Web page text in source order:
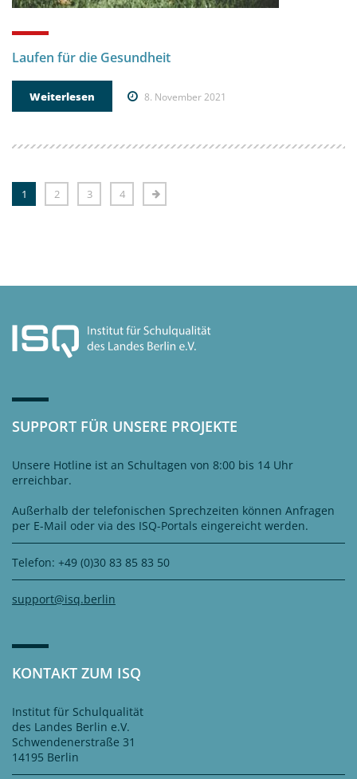
Laufen für die Gesundheit
Weiterlesen 8. November 2021
1 2 3 4
SUPPORT FÜR UNSERE PROJEKTE
Unsere Hotline ist an Schultagen von 8:00 bis 14 Uhr
erreichbar.
Außerhalb der telefonischen Sprechzeiten können Anfragen
per E-Mail oder via des ISQ-Portals eingereicht werden.
Telefon: +49 (0)30 83 85 83 50
support@isq.berlin
KONTAKT ZUM ISQ
Institut für Schulqualität
des Landes Berlin e.V.
Schwendenerstraße 31
14195 Berlin